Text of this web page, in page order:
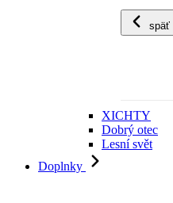
späť
XICHTY
Dobrý otec
Lesní svět
Doplnky